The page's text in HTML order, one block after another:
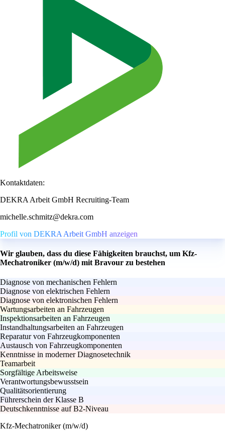
Kontaktdaten:
DEKRA Arbeit GmbH Recruiting-Team
michelle.schmitz@dekra.com
Profil von DEKRA Arbeit GmbH anzeigen
Wir glauben, dass du diese Fähigkeiten brauchst, um Kfz-
Mechatroniker (m/w/d) mit Bravour zu bestehen
Diagnose von mechanischen Fehlern
Diagnose von elektrischen Fehlern
Diagnose von elektronischen Fehlern
Wartungsarbeiten an Fahrzeugen
Inspektionsarbeiten an Fahrzeugen
Instandhaltungsarbeiten an Fahrzeugen
Reparatur von Fahrzeugkomponenten
Austausch von Fahrzeugkomponenten
Kenntnisse in moderner Diagnosetechnik
Teamarbeit
Sorgfältige Arbeitsweise
Verantwortungsbewusstsein
Qualitätsorientierung
Führerschein der Klasse B
Deutschkenntnisse auf B2-Niveau
Kfz-Mechatroniker (m/w/d)